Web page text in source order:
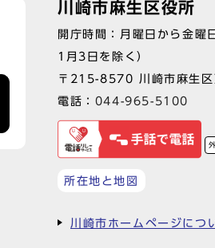
川崎市麻生区役所
開庁時間：月曜日から金
1月3日を除く）
〒215-8570 川崎市麻生区
電話： 044-965-5100
所在地と地図
川崎市ホームページにつ